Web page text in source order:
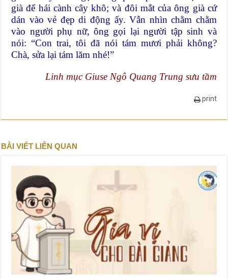
già để hái cành cây khô; và đôi mắt của ông già cứ
dán vào vẻ đẹp di động ấy. Vẫn nhìn chằm chằm
vào người phụ nữ, ông gọi lại người tập sinh và
nói: “Con trai, tôi đã nói tám mươi phải không?
Chà, sửa lại tám lăm nhé!”
Linh mục Giuse Ngô Quang Trung sưu tầm
print
BÀI VIẾT LIÊN QUAN